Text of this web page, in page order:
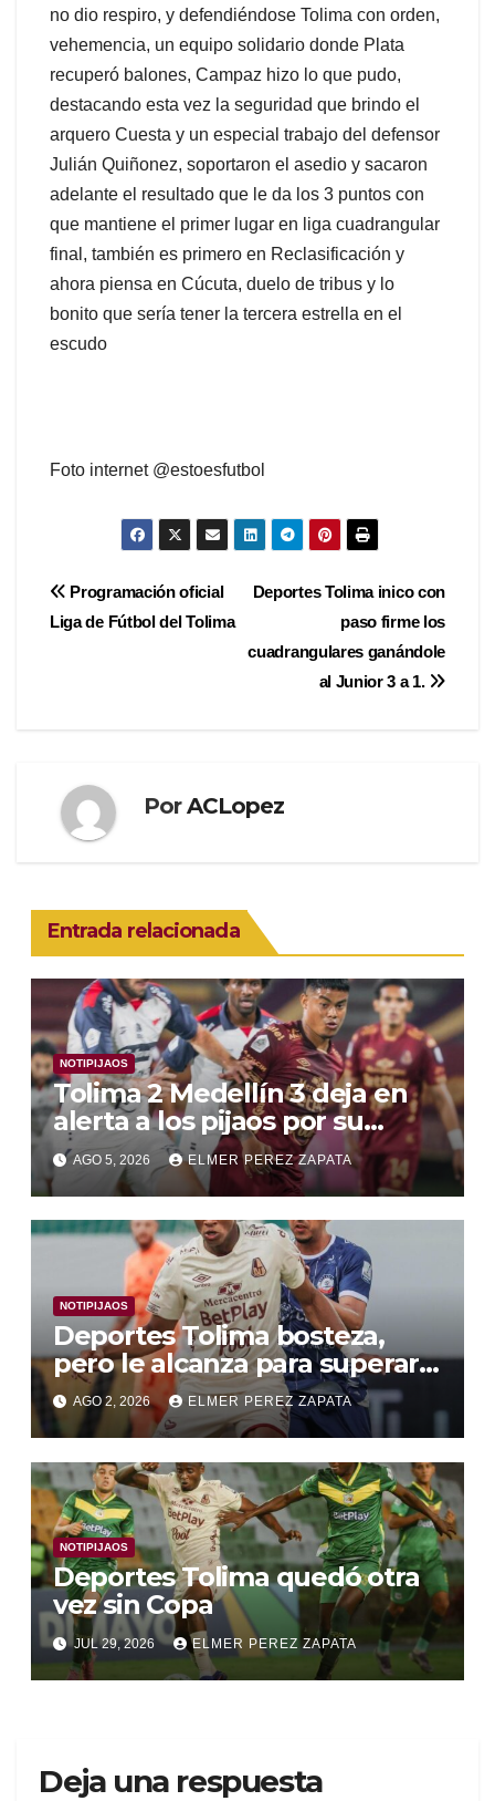
no dio respiro, y defendiéndose Tolima con orden,
vehemencia, un equipo solidario donde Plata
recuperó balones, Campaz hizo lo que pudo,
destacando esta vez la seguridad que brindo el
arquero Cuesta y un especial trabajo del defensor
Julián Quiñonez, soportaron el asedio y sacaron
adelante el resultado que le da los 3 puntos con
que mantiene el primer lugar en liga cuadrangular
final, también es primero en Reclasificación y
ahora piensa en Cúcuta, duelo de tribus y lo
bonito que sería tener la tercera estrella en el
escudo
Foto internet @estoesfutbol
Navegación
de
Deportes Tolima inico con
paso firme los
cuadrangulares ganándole
al Junior 3 a 1.
Programación oficial
Liga de Fútbol del Tolima
PorACLopez
Entrada relacionada
NOTIPIJAOS
Tolima 2 Medellín 3 deja en
alerta a los pijaos por su
fútbol irregular
AGO 5, 2026 ELMER PEREZ ZAPATA
NOTIPIJAOS
Deportes Tolima bosteza,
pero le alcanza para superar a
Alianza Valledupar 2 A 1
AGO 2, 2026 ELMER PEREZ ZAPATA
NOTIPIJAOS
Deportes Tolima quedó otra
vez sin Copa
JUL 29, 2026 ELMER PEREZ ZAPATA
Deja una respuesta